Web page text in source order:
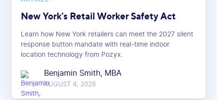
New York's Retail Worker Safety Act
Learn how New York retailers can meet the 2027 silent
response button mandate with real-time indoor
location technology from Pozyx.
Benjamin Smith, MBA
AUGUST 4, 2026